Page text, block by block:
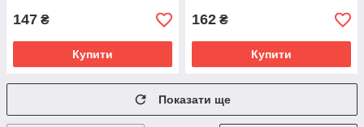
147 ₴
Купити
162 ₴
Купити
Показати ще